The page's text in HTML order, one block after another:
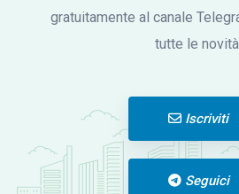
gratuitamente al canale
tutte le novità.
Iscriviti
Seguici